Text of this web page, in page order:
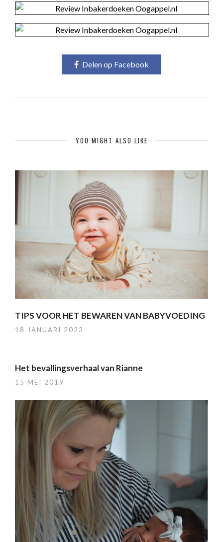
Delen op Facebook
YOU MIGHT ALSO LIKE
TIPS VOOR HET BEWAREN VAN BABYVOEDING
18 JANUARI 2023
Het bevallingsverhaal van Rianne
15 MEI 2019